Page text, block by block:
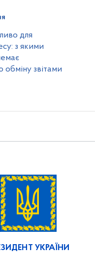
для
з якими
обміну звітами
УКРАЇНИ